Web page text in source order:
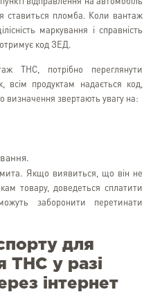
ставиться пломба. Коли вантаж
маркування і справність
код ЗЕД.
ТНС, потрібно переглянути
всім продуктам надається код,
визначення звертають увагу на:
Якщо виявиться, що він не
товару, доведеться сплатити
заборонити перетинати
для
ТНС у разі
інтернет